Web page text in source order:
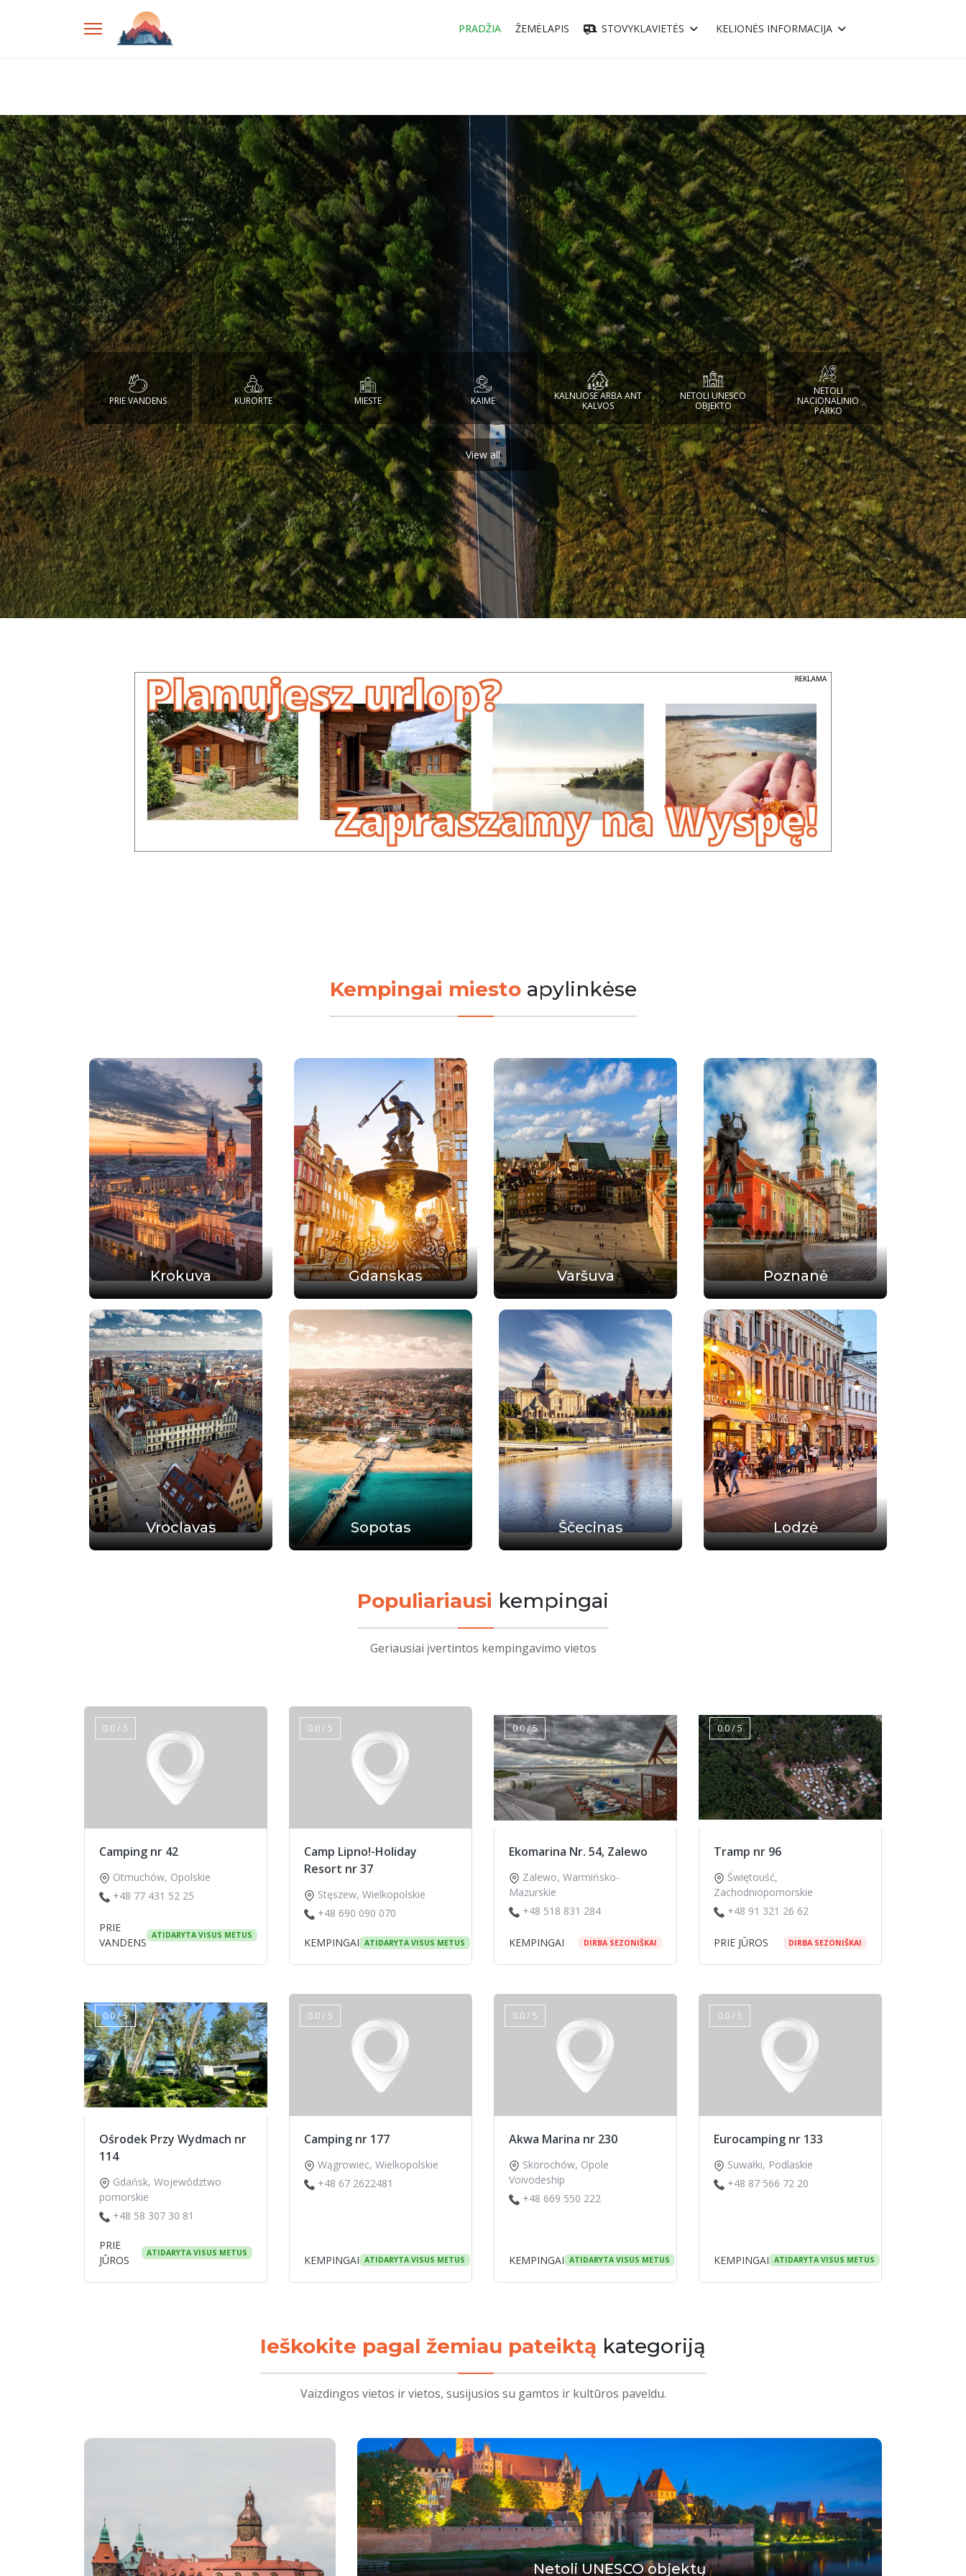
PRADŽIA ŽEMĖLAPIS STOVYKLAVIETĖS KELIONĖS INFORMACIJA
PRIE VANDENS KURORTE MIESTE KAIME
KALNUOSE ARBA ANT
KALVOS
NETOLI UNESCO
OBJEKTO
NETOLI
NACIONALINIO
PARKO
View all
Kempingai miesto apylinkėse
Krokuva Gdanskas Varšuva Poznanė
Vroclavas Sopotas Ščecinas Lodzė
Populiariausi kempingai
Geriausiai įvertintos kempingavimo vietos
0.0 / 5
Camping nr 42
Otmuchów, Opolskie
+48 77 431 52 25
PRIE
VANDENS
ATIDARYTA VISUS METUS
0.0 / 5
Camp Lipno!-Holiday
Resort nr 37
Stęszew, Wielkopolskie
+48 690 090 070
KEMPINGAI ATIDARYTA VISUS METUS
0.0 / 5
Ekomarina Nr. 54, Zalewo
Zalewo, Warmińsko-
Mazurskie
+48 518 831 284
KEMPINGAI DIRBA SEZONIŠKAI
0.0 / 5
Tramp nr 96
Świętouść,
Zachodniopomorskie
+48 91 321 26 62
PRIE JŪROS DIRBA SEZONIŠKAI
0.0 / 5
Ośrodek Przy Wydmach nr
114
Gdańsk, Województwo
pomorskie
+48 58 307 30 81
PRIE
JŪROS
ATIDARYTA VISUS METUS
0.0 / 5
Camping nr 177
Wągrowiec, Wielkopolskie
+48 67 2622481
KEMPINGAI ATIDARYTA VISUS METUS
0.0 / 5
Akwa Marina nr 230
Skorochów, Opole
Voivodeship
+48 669 550 222
KEMPINGAI ATIDARYTA VISUS METUS
0.0 / 5
Eurocamping nr 133
Suwałki, Podlaskie
+48 87 566 72 20
KEMPINGAI ATIDARYTA VISUS METUS
Ieškokite pagal žemiau pateiktą kategoriją
Vaizdingos vietos ir vietos, susijusios su gamtos ir kultūros paveldu.
Netoli UNESCO objektų